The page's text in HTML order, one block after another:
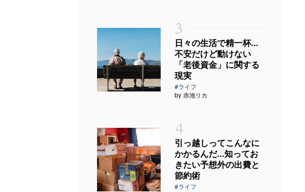
3
日々の生活で精一杯…
不安だけど動けない
「老後資金」に関する
現実
#ライフ
by 赤池リカ
4
引っ越しってこんなに
かかるんだ…知ってお
きたい予想外の出費と
節約術
#ライフ